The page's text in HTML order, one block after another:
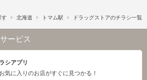
す 北海道 トマム駅 ドラッグストアのチラシ一覧
ービス
シアプリ
気に入りのお店がすぐに見つかる！